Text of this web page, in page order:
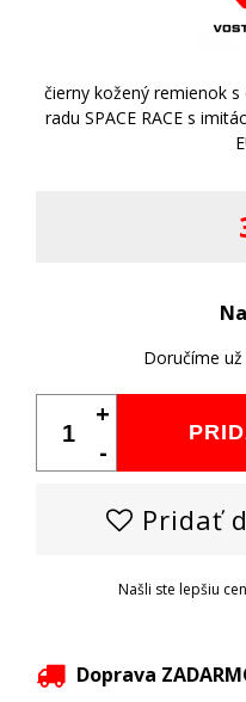
čierny kožený remienok
radu SPACE RACE s
Doručíme
+
-
Pridať
Našli ste lepšiu
Doprava